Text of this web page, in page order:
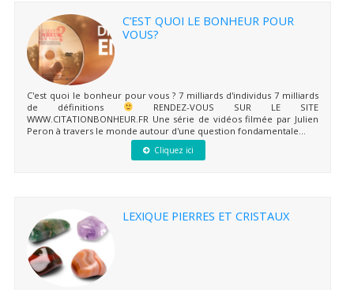
C’EST QUOI LE BONHEUR POUR
VOUS?
C'est quoi le bonheur pour vous ? 7 milliards d'individus 7 milliards
de définitions
RENDEZ-VOUS SUR LE SITE
WWW.CITATIONBONHEUR.FR Une série de vidéos filmée par Julien
Peron à travers le monde autour d'une question fondamentale...
Cliquez ici
LEXIQUE PIERRES ET CRISTAUX